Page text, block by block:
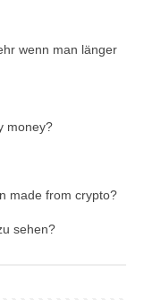
wenn man länger
money?
made from crypto?
sehen?